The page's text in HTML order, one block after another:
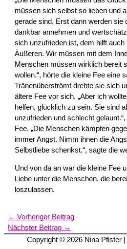
müssen sich selbst so lieben und
gerade sind. Erst dann werden sie
dankbar annehmen und
sich unzufrieden ist, dem hilft auch
Äußeren. Wir müssen mit dem
Menschen müssen wirklich bereit
wollen.“, hörte die kleine Fee eine
Tränenüberströmt drehte sie sich
ältere Fee vor sich. „Aber ich
helfen, glücklich zu sein. Sie sind
unzufrieden und schlecht
Fee. „Die Menschen kämpfen
immer Angst. Nimm ihnen die
Selbstliebe schenkst.“, sagte die
Und von da an war die kleine Fee
Liebe unter die Menschen, die
loszulassen.
← Vorheriger Beitrag
Nächster Beitrag →
Copyright © 2026 Nina Pfister|